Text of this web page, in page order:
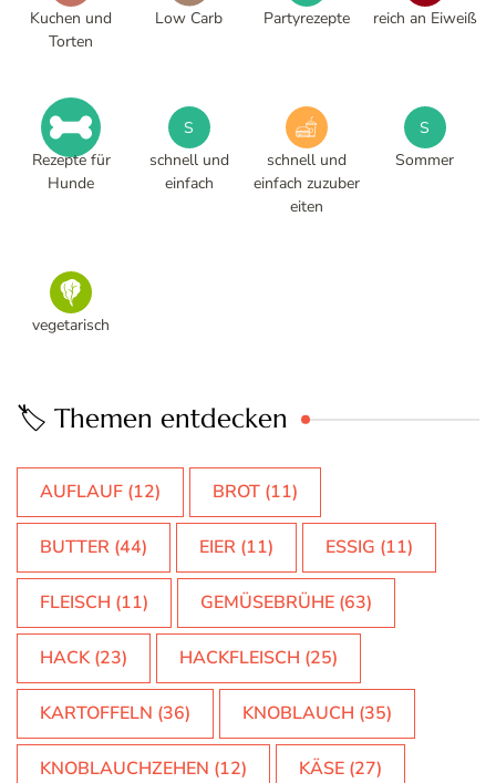
Kuchen und
Torten
Low Carb Partyrezepte reich an Eiweiß
Rezepte für
Hunde
S
schnell und
einfach
schnell und
einfach zuzuber
eiten
S
Sommer
vegetarisch
🏷️ Themen entdecken
AUFLAUF (12) BROT (11)
BUTTER (44) EIER (11) ESSIG (11)
FLEISCH (11) GEMÜSEBRÜHE (63)
HACK(23) HACKFLEISCH (25)
KARTOFFELN (36) KNOBLAUCH (35)
KNOBLAUCHZEHEN (12) KÄSE (27)